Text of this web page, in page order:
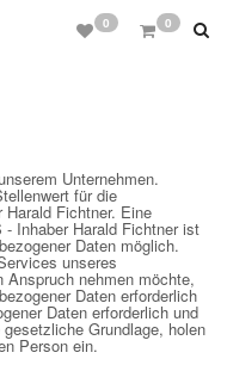
0
0
Unternehmen.
für die
Fichtner. Eine
Inhaber Harald Fichtner ist
Daten möglich.
unseres
Anspruch nehmen möchte,
Daten erforderlich
Daten erforderlich und
Grundlage, holen
Person ein.